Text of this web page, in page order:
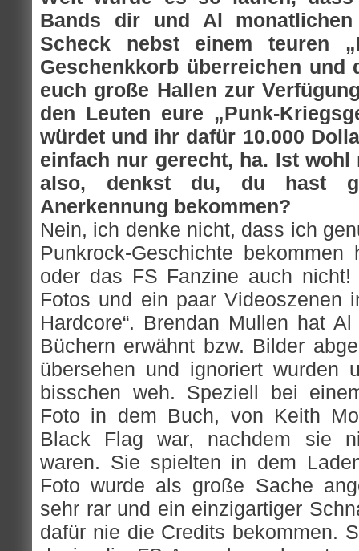
Bands dir und Al
Scheck nebst einem teuren
Geschenkkorb überreichen und
euch große Hallen zur
den Leuten eure „Punk-
würdet und ihr dafür 10.000
einfach nur gerecht, ha. Ist
also, denkst du, du hast
Anerkennung bekommen?
Nein, ich denke nicht, dass ich
Punkrock-Geschichte
oder das FS Fanzine auch
Fotos und ein paar Videoszenen
Hardcore“. Brendan Mullen hat
Büchern erwähnt bzw. Bilder
übersehen und ignoriert wurden
bisschen weh. Speziell bei
Foto in dem Buch, von Keith
Black Flag war, nachdem sie
waren. Sie spielten in dem
Foto wurde als große Sache
sehr rar und ein einzigartiger
dafür nie die Credits bekommen.